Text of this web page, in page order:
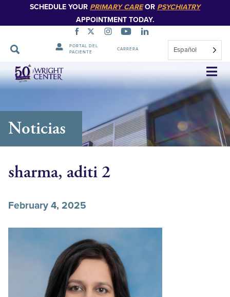
SCHEDULE YOUR PRIMARY CAREOR PSYCHIATRY
APPOINTMENT TODAY.
PORTAL DEL
PACIENTE
CARRERA Español
Saltar
navegación
Noticias
sharma, aditi 2
February 4, 2025